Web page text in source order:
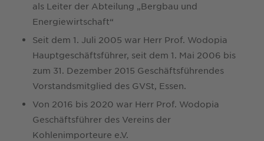
als Leiter der Abteilung „Bergbau und
Energiewirtschaft“
Seit dem 1. Juli 2005 war Herr Prof. Wodopia
Hauptgeschäftsführer, seit dem 1. Mai 2006 bis
zum 31. Dezember 2015 Geschäftsführendes
Vorstandsmitglied des GVSt, Essen.
Von 2016 bis 2020 war Herr Prof. Wodopia
Geschäftsführer des Vereins der
Kohlenimporteure e.V.